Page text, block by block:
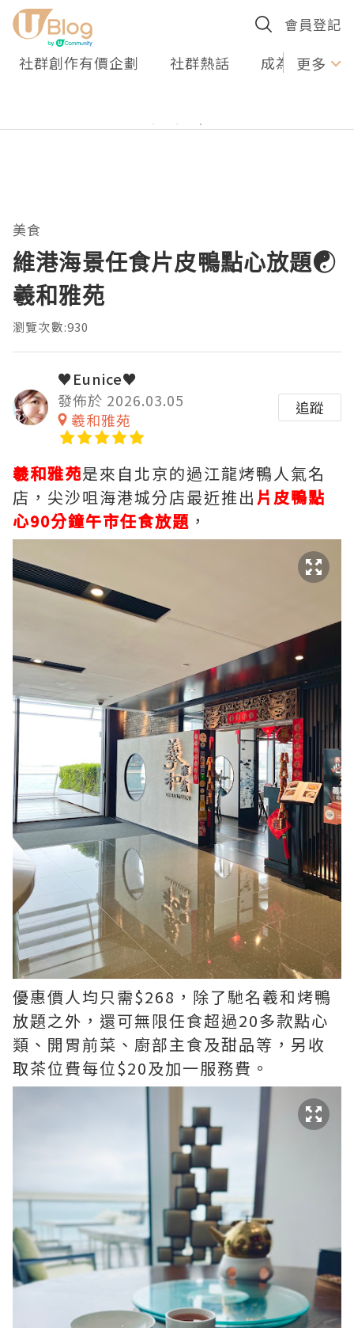
會員登記
社群創作有價企劃 社群熱話 成為U更多
美食
維港海景任食片皮鴨點心放題☯
羲和雅苑
瀏覽次數:930
♥Eunice♥
發佈於 2026.03.05
羲和雅苑
追蹤
羲和雅苑是來自北京的過江龍烤鴨人氣名
店，尖沙咀海港城分店最近推出片皮鴨點
心90分鐘午市任食放題 ，
優惠價人均只需$268，除了馳名羲和烤鴨
放題之外，還可無限任食超過20多款點心
類、開胃前菜、廚部主食及甜品等，另收
取茶位費每位$20及加一服務費。